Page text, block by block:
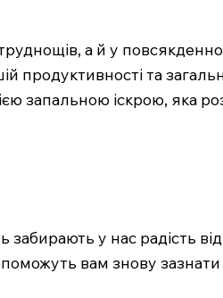
а й у
продуктивності та
запальною іскрою, яка
забирають у нас радість
вам знову